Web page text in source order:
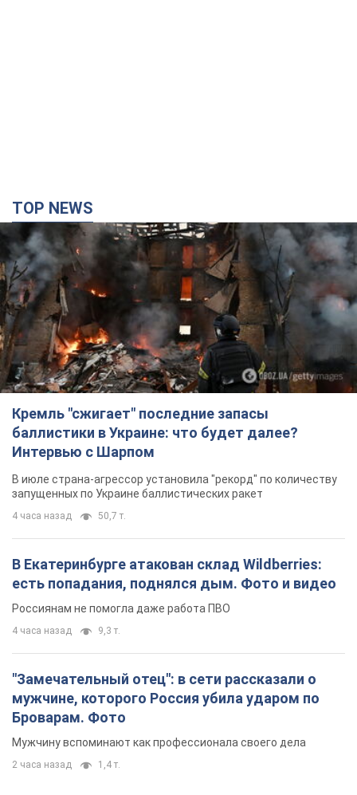
В июле страна-агрессор установила "рекорд" по количеству
запущенных по Украине баллистических ракет
4 часа назад 50,7 т.
В Екатеринбурге атакован склад Wildberries:
есть попадания, поднялся дым. Фото и видео
Россиянам не помогла даже работа ПВО
4 часа назад 9,3 т.
"Замечательный отец": в сети рассказали о
мужчине, которого Россия убила ударом по
Броварам. Фото
2 часа назад 1,4 т.